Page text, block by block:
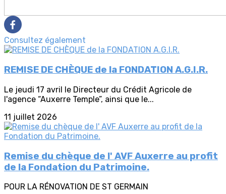
Consultez également
REMISE DE CHÈQUE de la FONDATION A.G.I.R.
Le jeudi 17 avril le Directeur du Crédit Agricole de
l'agence “Auxerre Temple”, ainsi que le...
11 juillet 2026
Remise du chèque de l' AVF Auxerre au profit
de la Fondation du Patrimoine.
POUR LA RÉNOVATION DE ST GERMAIN